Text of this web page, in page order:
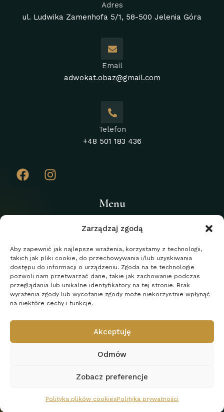
Zarządzaj zgodą
Aby zapewnić jak najlepsze wrażenia, korzystamy z technologii,
takich jak pliki cookie, do przechowywania i/lub uzyskiwania
dostępu do informacji o urządzeniu. Zgoda na te technologie
pozwoli nam przetwarzać dane, takie jak zachowanie podczas
przeglądania lub unikalne identyfikatory na tej stronie. Brak
wyrażenia zgody lub wycofanie zgody może niekorzystnie wpłynąć
na niektóre cechy i funkcje.
Akceptuję
Odmów
Zobacz preferencje
Polityka plików cookiesPolityka prywatności
Adres
ul. Ludwika Zamenhofa 5/1, 58-500 Jelenia Góra
Email
adwokat.obaz@gmail.com
Telefon
+48 501 183 436
Menu
Home
Usługi
Blog
Kontakt
Damian Jakubowski